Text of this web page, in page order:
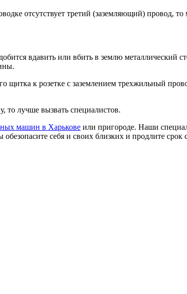
отсутствует третий (заземляющий) провод,
вдавить или вбить в землю металлический
щитка к розетке с заземлением трехжильный
то лучше вызвать специалистов.
машин в Харькове или пригороде. Наши
себя и своих близких и продлите